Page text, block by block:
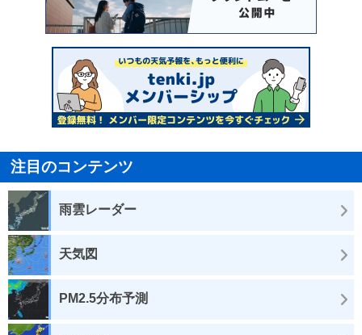
注目のコンテンツ
雨雲レーダー
天気図
PM2.5分布予測